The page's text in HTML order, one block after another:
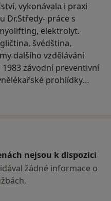
vykonávala i praxi
Dr.Středy- práce s
elektrolyt.
švédština,
dalšího vzdělávání
1983 závodní preventivní
prohlídky
a.s., Úrazová
nejsou k dispozici
žádné informace o